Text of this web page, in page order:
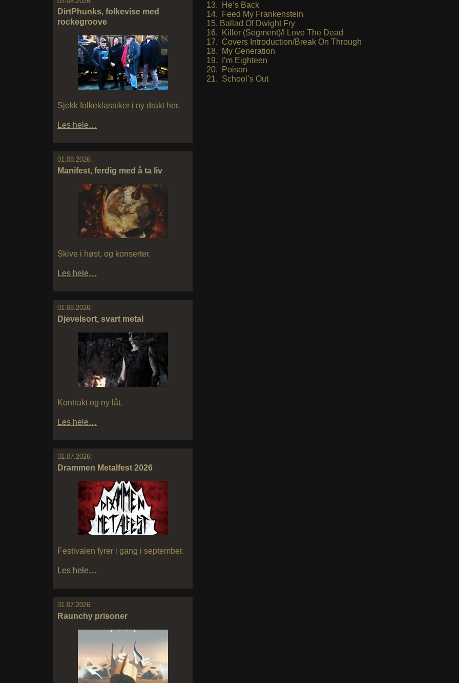
DirtPhunks, folkevise med
rockegroove
Sjekk folkeklassiker i ny drakt her.
Les hele…
01.08.2026:
Manifest, ferdig med å ta liv
Skive i høst, og konserter.
Les hele…
01.08.2026:
Djevelsort, svart metal
Kontrakt og ny låt.
Les hele…
31.07.2026:
Drammen Metalfest 2026
Festivalen fyrer i gang i september.
Les hele…
31.07.2026:
Raunchy prisoner
He’s Back
Feed My Frankenstein
Ballad Of Dwight Fry
Killer (Segment)/I Love The Dead
Covers Introduction/Break On Through
My Generation
I’m Eighteen
Poison
School’s Out